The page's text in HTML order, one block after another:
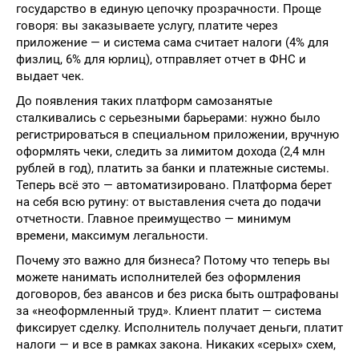
государство в единую цепочку прозрачности. Проще
говоря: вы заказываете услугу, платите через
приложение — и система сама считает налоги (4% для
физлиц, 6% для юрлиц), отправляет отчет в ФНС и
выдает чек.
До появления таких платформ самозанятые
сталкивались с серьезными барьерами: нужно было
регистрироваться в специальном приложении, вручную
оформлять чеки, следить за лимитом дохода (2,4 млн
рублей в год), платить за банки и платежные системы.
Теперь всё это — автоматизировано. Платформа берет
на себя всю рутину: от выставления счета до подачи
отчетности. Главное преимущество — минимум
времени, максимум легальности.
Почему это важно для бизнеса? Потому что теперь вы
можете нанимать исполнителей без оформления
договоров, без авансов и без риска быть оштрафованы
за «неоформленный труд». Клиент платит — система
фиксирует сделку. Исполнитель получает деньги, платит
налоги — и все в рамках закона. Никаких «серых» схем,